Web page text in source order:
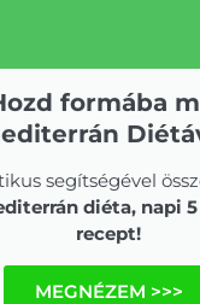
formába
segítségével
diéta, napi 5
recept!
MEGNÉZEM >>>